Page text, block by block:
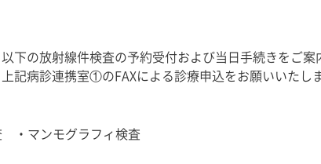
下の放射線件検査の予約受付および当日手続きをご
記病診連携室①のFAXによる診療申込をお願いいたし
ンモグラフィ検査